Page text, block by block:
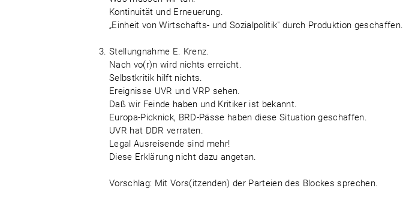
Kontinuität und Erneuerung.
„Einheit von Wirtschafts- und Sozialpolitik" durch Produktion geschaffen.
Stellungnahme E. Krenz.
Nach vo(r)n wird nichts erreicht.
Selbstkritik hilft nichts.
Ereignisse UVR und VRP sehen.
Daß wir Feinde haben und Kritiker ist bekannt.
Europa-Picknick, BRD-Pässe haben diese Situation geschaffen.
UVR hat DDR verraten.
Legal Ausreisende sind mehr!
Diese Erklärung nicht dazu angetan.
Vorschlag: Mit Vors(itzenden) der Parteien des Blockes sprechen.